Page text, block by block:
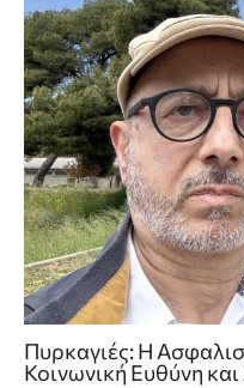
Πυρκαγιές: Η
Κοινωνική Ευθύνη